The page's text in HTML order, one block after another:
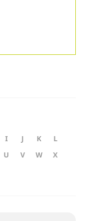
I J K
L
U V W
X